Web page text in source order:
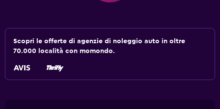
Scopri le offerte di agenzie di noleggio auto in oltre
70.000 località con momondo.